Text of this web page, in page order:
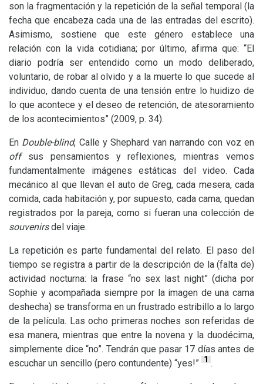
son la fragmentación y la repetición de la señal temporal (la
fecha que encabeza cada una de las entradas del escrito).
Asimismo, sostiene que este género establece una
relación con la vida cotidiana; por último, afirma que: “El
diario podría ser entendido como un modo deliberado,
voluntario, de robar al olvido y a la muerte lo que sucede al
individuo, dando cuenta de una tensión entre lo huidizo de
lo que acontece y el deseo de retención, de atesoramiento
de los acontecimientos” (2009, p. 34).
En Double-blind, Calle y Shephard van narrando con voz en
offsus pensamientos y reflexiones, mientras vemos
fundamentalmente imágenes estáticas del video. Cada
mecánico al que llevan el auto de Greg, cada mesera, cada
comida, cada habitación y, por supuesto, cada cama, quedan
registrados por la pareja, como si fueran una colección de
souvenirsdel viaje.
La repetición es parte fundamental del relato. El paso del
tiempo se registra a partir de la descripción de la (falta de)
actividad nocturna: la frase “no sex last night” (dicha por
Sophie y acompañada siempre por la imagen de una cama
deshecha) se transforma en un frustrado estribillo a lo largo
de la película. Las ocho primeras noches son referidas de
esa manera, mientras que entre la novena y la duodécima,
simplemente dice “no”. Tendrán que pasar 17 días antes de
escuchar un sencillo (pero contundente) “yes!” 1 .